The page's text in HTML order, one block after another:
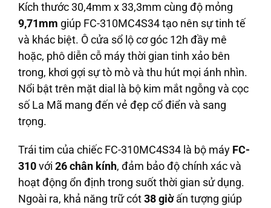
Kích thước 30,4mm x 33,3mm cùng độ mỏng
9,71mm giúp FC-310MC4S34 tạo nên sự tinh tế
và khác biệt. Ô cửa sổ lộ cơ góc 12h đầy mê
hoặc, phô diễn cỗ máy thời gian tinh xảo bên
trong, khơi gợi sự tò mò và thu hút mọi ánh nhìn.
Nổi bật trên mặt dial là bộ kim mắt ngỗng và cọc
số La Mã mang đến vẻ đẹp cổ điển và sang
trọng.
Trái tim của chiếc FC-310MC4S34 là bộ máy FC-
310với 26 chân kính, đảm bảo độ chính xác và
hoạt động ổn định trong suốt thời gian sử dụng.
Ngoài ra, khả năng trữ cót38 giờấn tượng giúp